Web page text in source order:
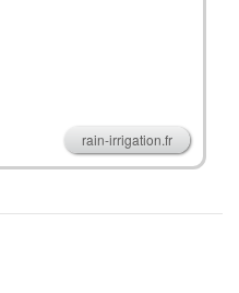
rain-irrigation.fr